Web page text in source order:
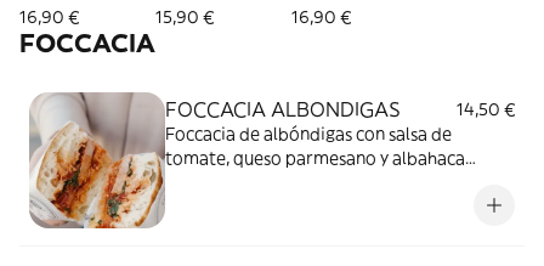
16,90 €
15,90 €
RICOTTA CON
16,90 €
FOCCACIA
FOCCACIA ALBONDIGAS
14,50 €
Foccacia de albóndigas con salsa de
tomate, queso parmesano y albahaca